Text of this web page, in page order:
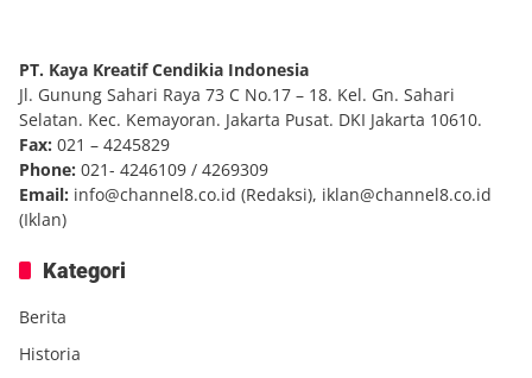
PT. Kaya Kreatif Cendikia Indonesia
Jl. Gunung Sahari Raya 73 C No.17 – 18. Kel. Gn. Sahari
Selatan. Kec. Kemayoran. Jakarta Pusat. DKI Jakarta 10610.
Fax: 021 – 4245829
Phone: 021- 4246109 / 4269309
Email: info@channel8.co.id (Redaksi), iklan@channel8.co.id
(Iklan)
Kategori
Berita
Historia